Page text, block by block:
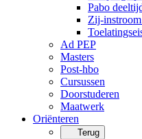
Pabo
Zij-
Ad PEP
Masters
Post-hbo
Cursussen
Doorstuderen
Maatwerk
Oriënteren
Terug